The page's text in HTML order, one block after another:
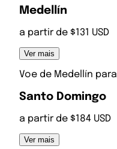
Medellín
a partir de $131 USD
Ver mais
Voe de Medellín para
Santo Domingo
a partir de $184 USD
Ver mais